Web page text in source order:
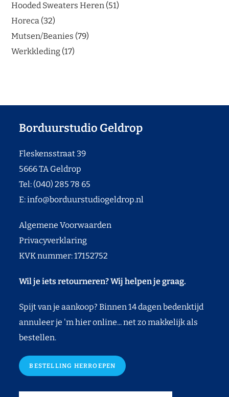
Hooded Sweaters Heren 51
Horeca 32
Mutsen/Beanies 79
Werkkleding 17
Borduurstudio Geldrop
Fleskensstraat 39
5666 TA Geldrop
Tel: (040) 285 78 65
E:info@borduurstudiogeldrop.nl
Algemene Voorwaarden
Privacyverklaring
KVK nummer: 17152752
Wil je iets retourneren? Wij helpen je graag.
Spijt van je aankoop? Binnen 14 dagen bedenktijd
annuleer je 'm hier online... net zo makkelijk als
bestellen.
BESTELLING HERROEPEN